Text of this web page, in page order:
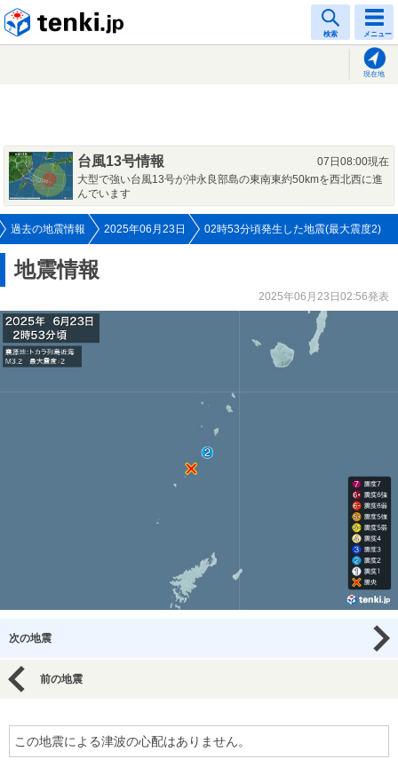
検索 メニュー
現在地
台風13号情報
07日08:00現在
大型で強い台風13号が沖永良部島の東南東約50kmを西北西に進
んでいます
過去の地震情報 2025年06月23日 02時53分頃発生した地震(最大震度2)
地震情報
2025年06月23日02:56発表
次の地震
前の地震
この地震による津波の心配はありません。